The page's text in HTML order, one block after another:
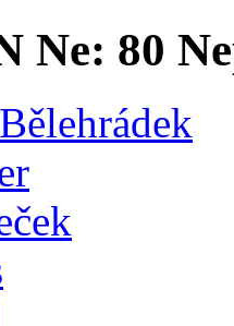
Ne: 80